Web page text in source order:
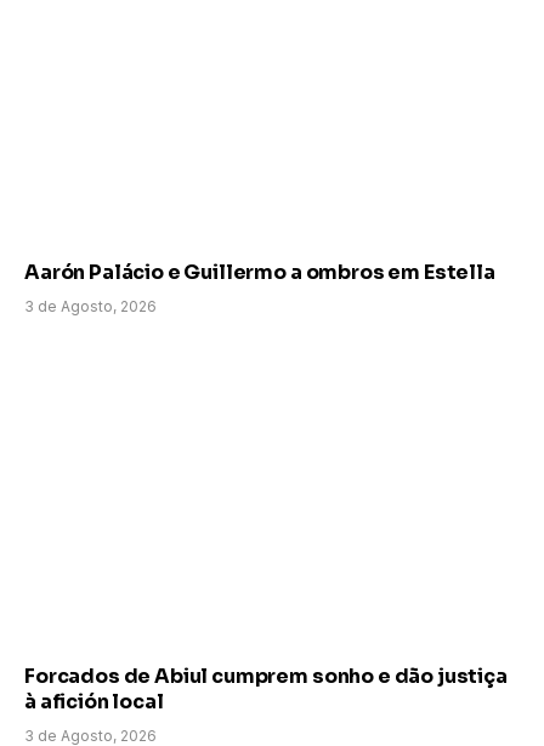
Aarón Palácio e Guillermo a ombros em Estella
3 de Agosto, 2026
Forcados de Abiul cumprem sonho e dão justiça
à afición local
3 de Agosto, 2026